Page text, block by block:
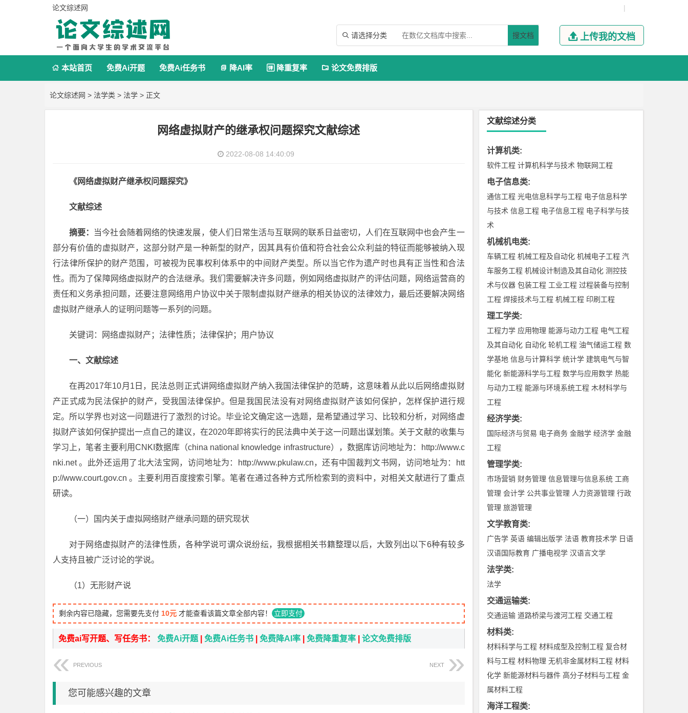
论文综述网 |
 请选择分类 搜文档  上传我的文档
 本站首页 免费Ai开题 免费Ai任务书  降AI率  降重复率  论文免费排版
论文综述网 > 法学类 > 法学 > 正文
网络虚拟财产的继承权问题探究文献综述
2022-08-08 14:40:09
《网络虚拟财产继承权问题探究》
文献综述
摘要：
当今社会随着网络的快速发展，使人们日常生活与互联网的联系日益密切，人们在互联网中也会产生一
部分有价值的虚拟财产，这部分财产是一种新型的财产，因其具有价值和符合社会公众利益的特征而能够被纳入现
行法律所保护的财产范围，可被视为民事权利体系中的中间财产类型。所以当它作为遗产时也具有正当性和合法
性。而为了保障网络虚拟财产的合法继承。我们需要解决许多问题，例如网络虚拟财产的评估问题，网络运营商的
责任和义务承担问题，还要注意网络用户协议中关于限制虚拟财产继承的相关协议的法律效力，最后还要解决网络
虚拟财产继承人的证明问题等一系列的问题。
关键词：网络虚拟财产；法律性质；法律保护；用户协议
一、文献综述
在再2017年10月1日，民法总则正式讲网络虚拟财产纳入我国法律保护的范畴，这意味着从此以后网络虚拟财
产正式成为民法保护的财产，受我国法律保护。但是我国民法没有对网络虚拟财产该如何保护，怎样保护进行规
定。所以学界也对这一问题进行了激烈的讨论。毕业论文确定这一选题，是希望通过学习、比较和分析，对网络虚
拟财产该如何保护提出一点自己的建议，在2020年即将实行的民法典中关于这一问题出谋划策。关于文献的收集与
学习上，笔者主要利用CNKI数据库（china national knowledge infrastructure），数据库访问地址为：http://www.c
nki.net 。此外还运用了北大法宝网，访问地址为：http://www.pkulaw.cn，还有中国裁判文书网，访问地址为：htt
p://www.court.gov.cn 。主要利用百度搜索引擎。笔者在通过各种方式所检索到的资料中，对相关文献进行了重点
研读。
（一）国内关于虚拟网络财产继承问题的研究现状
对于网络虚拟财产的法律性质，各种学说可谓众说纷纭，我根据相关书籍整理以后，大致列出以下6种有较多
人支持且被广泛讨论的学说。
（1）无形财产说
剩余内容已隐藏，您需要先支付 10元 才能查看该篇文章全部内容！ 立即支付
免费ai写开题、写任务书： 免费Ai开题 免费Ai任务书 免费降AI率 免费降重复率 论文免费排版
PREVIOUS NEXT
您可能感兴趣的文章
文献综述分类
计算机类:
软件工程 计算机科学与技术 物联网工程
电子信息类:
通信工程 光电信息科学与工程 电子信息科学
与技术 信息工程 电子信息工程 电子科学与技
术
机械机电类:
车辆工程 机械工程及自动化 机械电子工程 汽
车服务工程 机械设计制造及其自动化 测控技
术与仪器 包装工程 工业工程 过程装备与控制
工程 焊接技术与工程 机械工程 印刷工程
理工学类:
工程力学 应用物理 能源与动力工程 电气工程
及其自动化 自动化 轮机工程 油气储运工程 数
学基地 信息与计算科学 统计学 建筑电气与智
能化 新能源科学与工程 数学与应用数学 热能
与动力工程 能源与环境系统工程 木材科学与
工程
经济学类:
国际经济与贸易 电子商务 金融学 经济学 金融
工程
管理学类:
市场营销 财务管理 信息管理与信息系统 工商
管理 会计学 公共事业管理 人力资源管理 行政
管理 旅游管理
文学教育类:
广告学 英语 编辑出版学 法语 教育技术学 日语
汉语国际教育 广播电视学 汉语言文学
法学类:
法学
交通运输类:
交通运输 道路桥梁与渡河工程 交通工程
材料类:
材料科学与工程 材料成型及控制工程 复合材
料与工程 材料物理 无机非金属材料工程 材料
化学 新能源材料与器件 高分子材料与工程 金
属材料工程
海洋工程类: